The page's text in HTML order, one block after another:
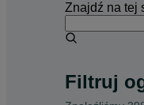
Znajdź na tej
Filtruj